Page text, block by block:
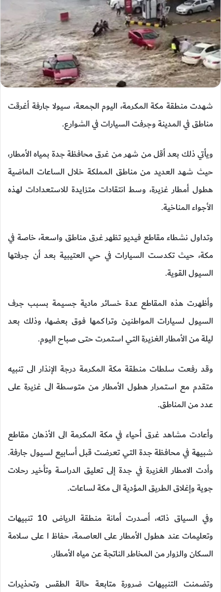
شهدت منطقة مكة المكرمة، اليوم الجمعة، سيولا جارفة أغرقت
مناطق في المدينة وجرفت السيارات في الشوارع.
ويأتي ذلك بعد أقل من شهر من غرق محافظة جدة بمياه الأمطار،
حيث شهد العديد من مناطق المملكة خلال الساعات الماضية
هطول أمطار غزيرة، وسط انتقادات متزايدة للاستعدادات لهذه
الأجواء المناخية.
وتداول نشطاء مقاطع فيديو تظهر غرق مناطق واسعة، خاصة في
مكة، حيث تكدست السيارات في حي العتيبية بعد أن جرفتها
السيول القوية.
وأظهرت هذه المقاطع عدة خسائر مادية جسيمة بسبب جرف
السيول لسيارات المواطنين وتراكمها فوق بعضها، وذلك بعد
ليلة من الأمطار الغزيرة التي استمرت حتى صباح اليوم.
وقد رفعت سلطات منطقة مكة المكرمة درجة الإنذار الى تنبيه
متقدم مع استمرار هطول الأمطار من متوسطة الى غزيرة على
عدد من المناطق.
وأعادت مشاهد غرق أحياء في مكة المكرمة الى الأذهان مقاطع
شبيهة في محافظة جدة التي تعرضت قبل أسابيع لسيول جارفة.
وأدت الامطار الغزيرة في جدة إلى تعليق الدراسة وتأخير رحلات
جوية وإغلاق الطريق المؤدية الى مكة لساعات.
وفي السياق ذاته، أصدرت أمانة منطقة الرياض 10 تنبيهات
وتعليمات عند هطول الأمطار على العاصمة، حفاظ ا على سلامة
السكان والزوار من المخاطر الناتجة عن مياه الأمطار.
وتضمنت التنبيهات ضرورة متابعة حالة الطقس وتحذيرات